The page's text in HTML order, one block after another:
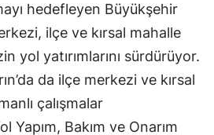
hedefleyen Büyükşehir
ilçe ve kırsal mahalle
yol yatırımlarını sürdürüyor.
da ilçe merkezi ve kırsal
çalışmalar
Yapım, Bakım ve Onarım